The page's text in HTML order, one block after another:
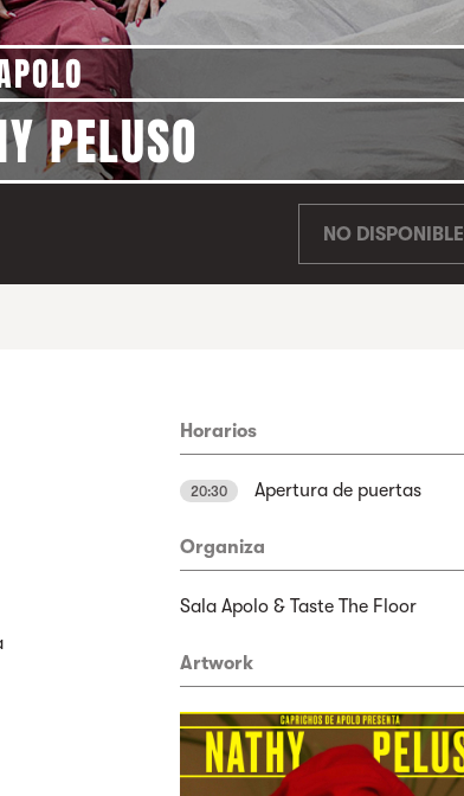
PELUSO
NO DISPONIBLE
Horarios
20:30 Apertura de puertas
Organiza
Sala Apolo & Taste The Floor
Artwork